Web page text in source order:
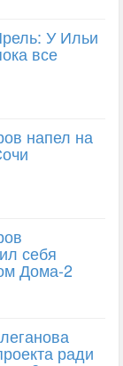
У Ильи
все
напел на
себя
Дома-2
ради